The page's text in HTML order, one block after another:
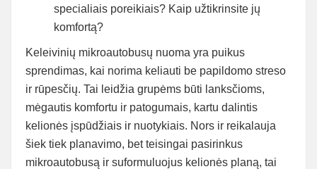
specialiais poreikiais? Kaip užtikrinsite jų
komfortą?
Keleivinių mikroautobusų nuoma yra puikus
sprendimas, kai norima keliauti be papildomo streso
ir rūpesčių. Tai leidžia grupėms būti lanksčioms,
mėgautis komfortu ir patogumais, kartu dalintis
kelionės įspūdžiais ir nuotykiais. Nors ir reikalauja
šiek tiek planavimo, bet teisingai pasirinkus
mikroautobusą ir suformuluojus kelionės planą, tai